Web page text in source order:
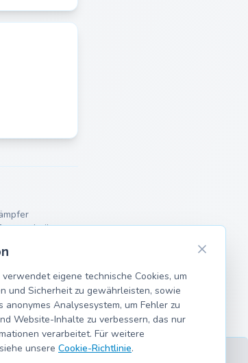
eigene technische Cookies, um
und Sicherheit zu gewährleisten, sowie
anonymes Analysesystem, um Fehler zu
Website-Inhalte zu verbessern, das nur
verarbeitet. Für weitere
unsere Cookie-Richtlinie.